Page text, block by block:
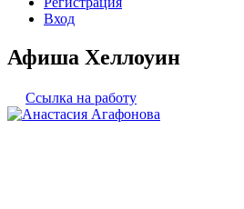
Вход
Афиша Хеллоуин
Ссылка на работу